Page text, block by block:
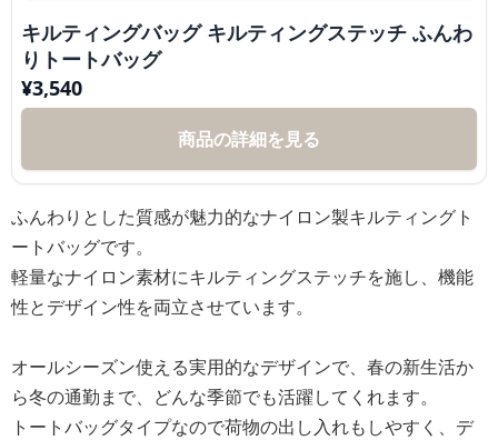
キルティングバッグ キルティングステッチ ふんわ
りトートバッグ
¥3,540
商品の詳細を見る
ふんわりとした質感が魅力的なナイロン製キルティングト
ートバッグです。
軽量なナイロン素材にキルティングステッチを施し、機能
性とデザイン性を両立させています。
オールシーズン使える実用的なデザインで、春の新生活か
ら冬の通勤まで、どんな季節でも活躍してくれます。
トートバッグタイプなので荷物の出し入れもしやすく、デ